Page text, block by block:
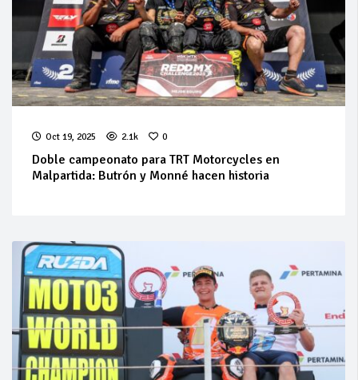
Oct 19, 2025 2.1k 0
Doble campeonato para TRT Motorcycles en
Malpartida: Butrón y Monné hacen historia